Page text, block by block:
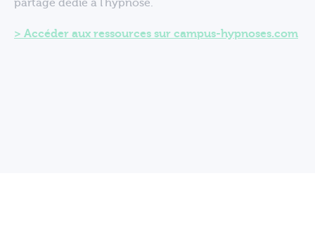
partage dédié à l'hypnose.
Accéder aux ressources sur campus-hypnoses.com